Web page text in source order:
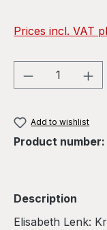
Prices incl. VAT
Product
Add to wishlist
Product number:
Description
Elisabeth Lenk: